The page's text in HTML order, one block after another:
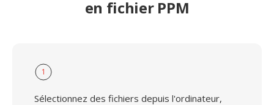
en fichier PPM
1
Sélectionnez des fichiers depuis l'ordinateur,